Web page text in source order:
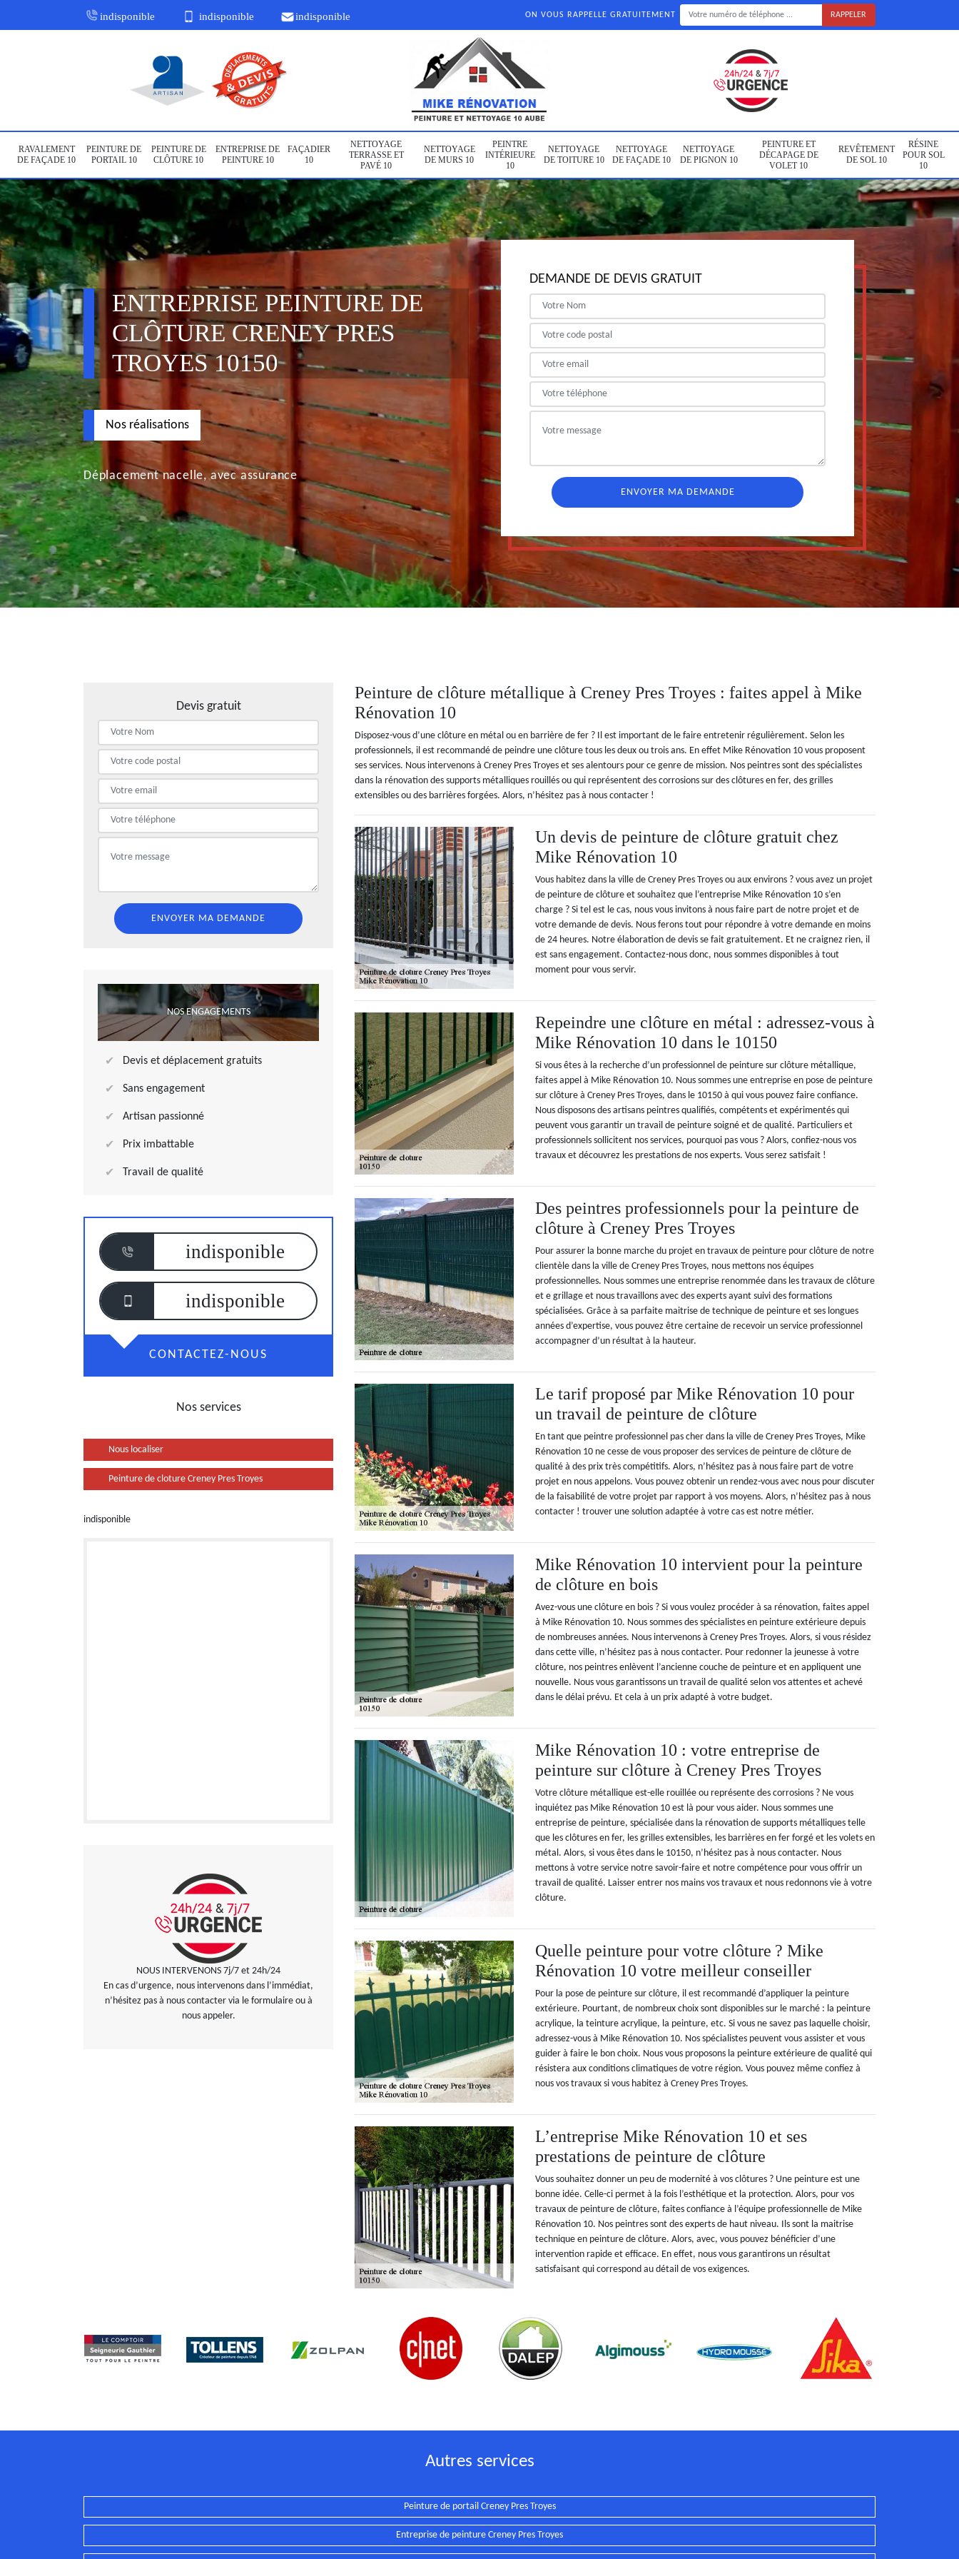
indisponible indisponible indisponible ON VOUS RAPPELLE GRATUITEMENT
RAVALEMENT
DE FAÇADE 10
PEINTURE DE
PORTAIL 10
PEINTURE DE
CLÔTURE 10
ENTREPRISE DE
PEINTURE 10
FAÇADIER
10
NETTOYAGE
TERRASSE ET
PAVÉ 10
NETTOYAGE
DE MURS 10
PEINTRE
INTÉRIEURE
10
NETTOYAGE
DE TOITURE 10
NETTOYAGE
DE FAÇADE 10
NETTOYAGE
DE PIGNON 10
PEINTURE ET
DÉCAPAGE DE
VOLET 10
REVÊTEMENT
DE SOL 10
RÉSINE
POUR SOL
10
ENTREPRISE PEINTURE DE
CLÔTURE CRENEY PRES
TROYES 10150
Nos réalisations
Déplacement nacelle, avec assurance
DEMANDE DE DEVIS GRATUIT
Devis gratuit
NOS ENGAGEMENTS
Devis et déplacement gratuits
Sans engagement
Artisan passionné
Prix imbattable
Travail de qualité
indisponible
indisponible
CONTACTEZ-NOUS
Nos services
Nous localiser
Peinture de cloture Creney Pres Troyes
indisponible
NOUS INTERVENONS 7j/7 et 24h/24
En cas d’urgence, nous intervenons dans l’immédiat,
n’hésitez pas à nous contacter via le formulaire ou à
nous appeler.
Peinture de clôture métallique à Creney Pres Troyes : faites appel à Mike
Rénovation 10
Disposez-vous d’une clôture en métal ou en barrière de fer ? Il est important de le faire entretenir régulièrement. Selon les
professionnels, il est recommandé de peindre une clôture tous les deux ou trois ans. En effet Mike Rénovation 10 vous proposent
ses services. Nous intervenons à Creney Pres Troyes et ses alentours pour ce genre de mission. Nos peintres sont des spécialistes
dans la rénovation des supports métalliques rouillés ou qui représentent des corrosions sur des clôtures en fer, des grilles
extensibles ou des barrières forgées. Alors, n’hésitez pas à nous contacter !
Un devis de peinture de clôture gratuit chez
Mike Rénovation 10
Vous habitez dans la ville de Creney Pres Troyes ou aux environs ? vous avez un projet
de peinture de clôture et souhaitez que l’entreprise Mike Rénovation 10 s’en
charge ? Si tel est le cas, nous vous invitons à nous faire part de notre projet et de
votre demande de devis. Nous ferons tout pour répondre à votre demande en moins
de 24 heures. Notre élaboration de devis se fait gratuitement. Et ne craignez rien, il
est sans engagement. Contactez-nous donc, nous sommes disponibles à tout
moment pour vous servir.
Repeindre une clôture en métal : adressez-vous à
Mike Rénovation 10 dans le 10150
Si vous êtes à la recherche d’un professionnel de peinture sur clôture métallique,
faites appel à Mike Rénovation 10. Nous sommes une entreprise en pose de peinture
sur clôture à Creney Pres Troyes, dans le 10150 à qui vous pouvez faire confiance.
Nous disposons des artisans peintres qualifiés, compétents et expérimentés qui
peuvent vous garantir un travail de peinture soigné et de qualité. Particuliers et
professionnels sollicitent nos services, pourquoi pas vous ? Alors, confiez-nous vos
travaux et découvrez les prestations de nos experts. Vous serez satisfait !
Des peintres professionnels pour la peinture de
clôture à Creney Pres Troyes
Pour assurer la bonne marche du projet en travaux de peinture pour clôture de notre
clientèle dans la ville de Creney Pres Troyes, nous mettons nos équipes
professionnelles. Nous sommes une entreprise renommée dans les travaux de clôture
et e grillage et nous travaillons avec des experts ayant suivi des formations
spécialisées. Grâce à sa parfaite maitrise de technique de peinture et ses longues
années d’expertise, vous pouvez être certaine de recevoir un service professionnel
accompagner d’un résultat à la hauteur.
Le tarif proposé par Mike Rénovation 10 pour
un travail de peinture de clôture
En tant que peintre professionnel pas cher dans la ville de Creney Pres Troyes, Mike
Rénovation 10 ne cesse de vous proposer des services de peinture de clôture de
qualité à des prix très compétitifs. Alors, n’hésitez pas à nous faire part de votre
projet en nous appelons. Vous pouvez obtenir un rendez-vous avec nous pour discuter
de la faisabilité de votre projet par rapport à vos moyens. Alors, n’hésitez pas à nous
contacter ! trouver une solution adaptée à votre cas est notre métier.
Mike Rénovation 10 intervient pour la peinture
de clôture en bois
Avez-vous une clôture en bois ? Si vous voulez procéder à sa rénovation, faites appel
à Mike Rénovation 10. Nous sommes des spécialistes en peinture extérieure depuis
de nombreuses années. Nous intervenons à Creney Pres Troyes. Alors, si vous résidez
dans cette ville, n’hésitez pas à nous contacter. Pour redonner la jeunesse à votre
clôture, nos peintres enlèvent l’ancienne couche de peinture et en appliquent une
nouvelle. Nous vous garantissons un travail de qualité selon vos attentes et achevé
dans le délai prévu. Et cela à un prix adapté à votre budget.
Mike Rénovation 10 : votre entreprise de
peinture sur clôture à Creney Pres Troyes
Votre clôture métallique est-elle rouillée ou représente des corrosions ? Ne vous
inquiétez pas Mike Rénovation 10 est là pour vous aider. Nous sommes une
entreprise de peinture, spécialisée dans la rénovation de supports métalliques telle
que les clôtures en fer, les grilles extensibles, les barrières en fer forgé et les volets en
métal. Alors, si vous êtes dans le 10150, n’hésitez pas à nous contacter. Nous
mettons à votre service notre savoir-faire et notre compétence pour vous offrir un
travail de qualité. Laisser entrer nos mains vos travaux et nous redonnons vie à votre
clôture.
Quelle peinture pour votre clôture ? Mike
Rénovation 10 votre meilleur conseiller
Pour la pose de peinture sur clôture, il est recommandé d’appliquer la peinture
extérieure. Pourtant, de nombreux choix sont disponibles sur le marché : la peinture
acrylique, la teinture acrylique, la peinture, etc. Si vous ne savez pas laquelle choisir,
adressez-vous à Mike Rénovation 10. Nos spécialistes peuvent vous assister et vous
guider à faire le bon choix. Nous vous proposons la peinture extérieure de qualité qui
résistera aux conditions climatiques de votre région. Vous pouvez même confiez à
nous vos travaux si vous habitez à Creney Pres Troyes.
L’entreprise Mike Rénovation 10 et ses
prestations de peinture de clôture
Vous souhaitez donner un peu de modernité à vos clôtures ? Une peinture est une
bonne idée. Celle-ci permet à la fois l’esthétique et la protection. Alors, pour vos
travaux de peinture de clôture, faites confiance à l’équipe professionnelle de Mike
Rénovation 10. Nos peintres sont des experts de haut niveau. Ils sont la maitrise
technique en peinture de clôture. Alors, avec, vous pouvez bénéficier d’une
intervention rapide et efficace. En effet, nous vous garantirons un résultat
satisfaisant qui correspond au détail de vos exigences.
Autres services
Peinture de portail Creney Pres Troyes
Entreprise de peinture Creney Pres Troyes